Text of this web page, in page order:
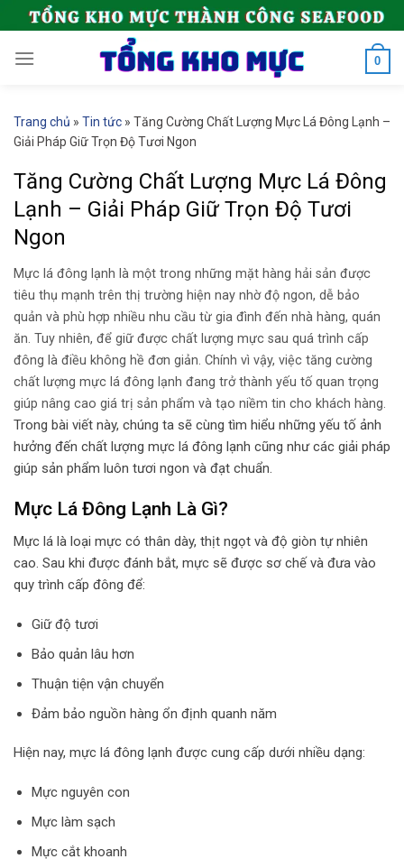
to
content
0
Trang chủ » Tin tức » Tăng Cường Chất Lượng Mực Lá Đông Lạnh –
Giải Pháp Giữ Trọn Độ Tươi Ngon
Tăng Cường Chất Lượng Mực Lá Đông
Lạnh – Giải Pháp Giữ Trọn Độ Tươi
Ngon
Mực lá đông lạnh là một trong những mặt hàng hải sản được
tiêu thụ mạnh trên thị trường hiện nay nhờ độ ngon, dễ bảo
quản và phù hợp nhiều nhu cầu từ gia đình đến nhà hàng, quán
ăn. Tuy nhiên, để giữ được chất lượng mực sau quá trình cấp
đông là điều không hề đơn giản. Chính vì vậy, việc tăng cường
chất lượng mực lá đông lạnh đang trở thành yếu tố quan trọng
giúp nâng cao giá trị sản phẩm và tạo niềm tin cho khách hàng.
Trong bài viết này, chúng ta sẽ cùng tìm hiểu những yếu tố ảnh
hưởng đến chất lượng mực lá đông lạnh cũng như các giải pháp
giúp sản phẩm luôn tươi ngon và đạt chuẩn.
Mực Lá Đông Lạnh Là Gì?
Mực lá là loại mực có thân dày, thịt ngọt và độ giòn tự nhiên
cao. Sau khi được đánh bắt, mực sẽ được sơ chế và đưa vào
quy trình cấp đông để:
Giữ độ tươi
Bảo quản lâu hơn
Thuận tiện vận chuyển
Đảm bảo nguồn hàng ổn định quanh năm
Hiện nay, mực lá đông lạnh được cung cấp dưới nhiều dạng:
Mực nguyên con
Mực làm sạch
Mực cắt khoanh